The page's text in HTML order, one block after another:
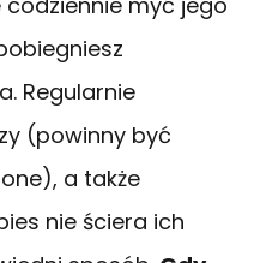
Regularnie
(powinny być
a także
nie ściera ich